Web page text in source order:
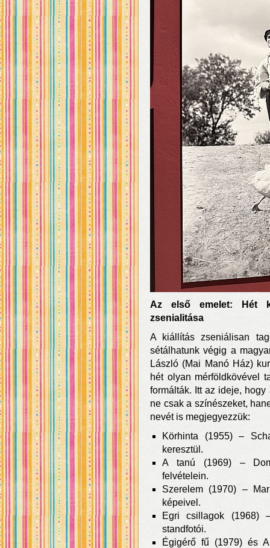
Az első emelet: Hét
zsenialitása
A kiállítás zseniálisan
sétálhatunk végig a
László (Mai Manó Ház)
hét olyan mérföldkövével
formálták. Itt az ideje,
ne csak a színészeket,
nevét is megjegyezzük:
Körhinta (1955) –
keresztül.
A tanú (1969) –
felvételein.
Szerelem (1970) –
képeivel.
Egri csillagok (1968)
standfotói.
Égigérő fű (1979) és